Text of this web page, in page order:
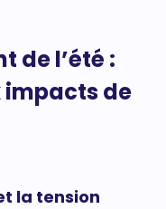
de l’été :
de
la tension